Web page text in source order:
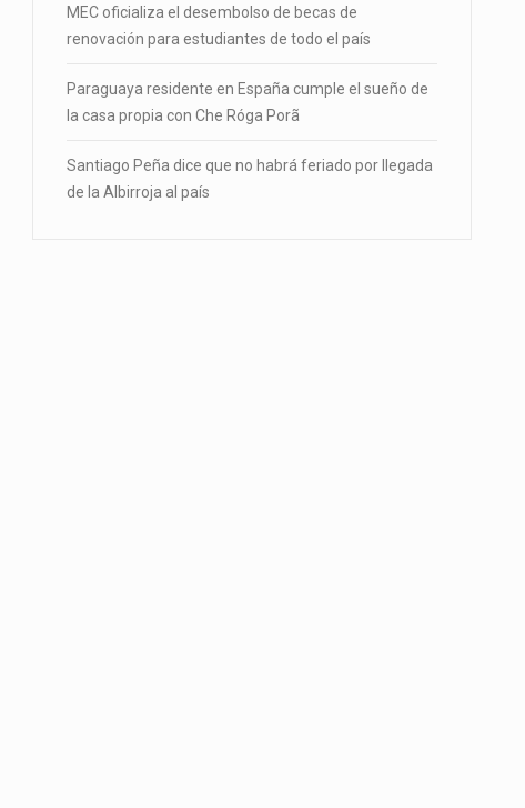
MEC oficializa el desembolso de becas de
renovación para estudiantes de todo el país
Paraguaya residente en España cumple el sueño de
la casa propia con Che Róga Porã
Santiago Peña dice que no habrá feriado por llegada
de la Albirroja al país